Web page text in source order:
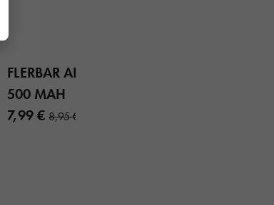
FLERBAR AKKU BLAU
500 MAH
7,99 €8,95 €